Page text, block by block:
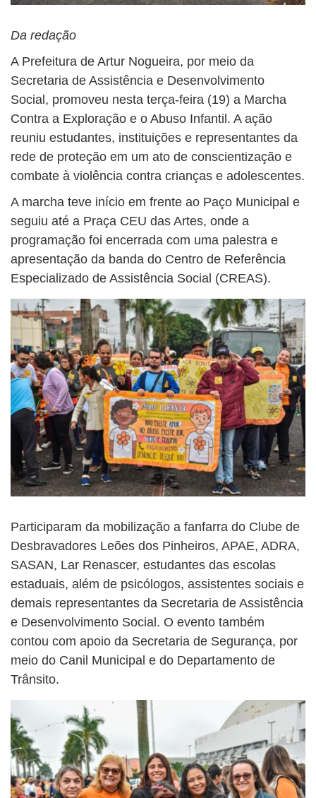
Da redação
A Prefeitura de Artur Nogueira, por meio da
Secretaria de Assistência e Desenvolvimento
Social, promoveu nesta terça-feira (19) a Marcha
Contra a Exploração e o Abuso Infantil. A ação
reuniu estudantes, instituições e representantes da
rede de proteção em um ato de conscientização e
combate à violência contra crianças e adolescentes.
A marcha teve início em frente ao Paço Municipal e
seguiu até a Praça CEU das Artes, onde a
programação foi encerrada com uma palestra e
apresentação da banda do Centro de Referência
Especializado de Assistência Social (CREAS).
Participaram da mobilização a fanfarra do Clube de
Desbravadores Leões dos Pinheiros, APAE, ADRA,
SASAN, Lar Renascer, estudantes das escolas
estaduais, além de psicólogos, assistentes sociais e
demais representantes da Secretaria de Assistência
e Desenvolvimento Social. O evento também
contou com apoio da Secretaria de Segurança, por
meio do Canil Municipal e do Departamento de
Trânsito.